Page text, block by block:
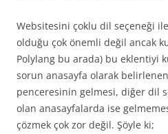
Websitesini çoklu dil seçeneği
olduğu çok önemli değil ancak
Polylang bu arada) bu eklentiyi
sorun anasayfa olarak
penceresinin gelmesi, diğer dil
olan anasayfalarda ise
çözmek çok zor değil. Şöyle ki;